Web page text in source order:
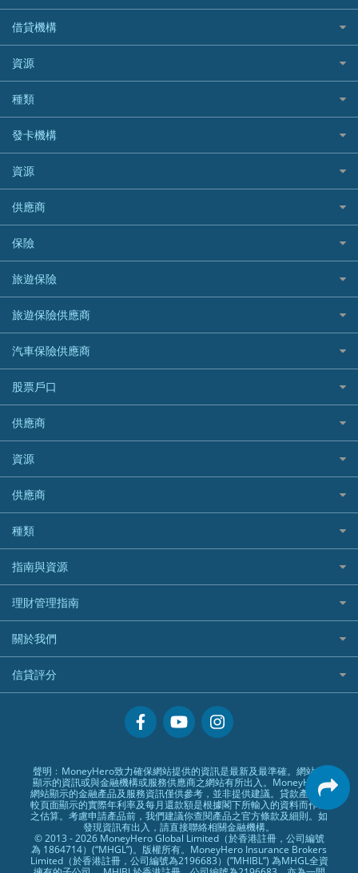
私人貸款比較
稅季/稅務貸款
網上貸款
結餘轉戶(清卡數貸款)
銀行貸款
財務公司貸款
免入息貸款
免TU貸款
急借錢
緊急貸款比較
最佳小額貸款比較
易批必批貸款
24小時貸款
最佳循環貸款
借貸機構
BEA 東亞銀行
BOC 中國銀行
Cashing Pro 優尚信貸
CCB(Asia) 中國建設銀行 (亞洲)
Citibank 花旗銀行
CNCBI 信銀國際
CreFIT 維信
DBS 星展銀行
DSB 大新銀行
HSBC 滙豐銀行貸款
K Cash 貸款
Mox 銀行
National Resources 中潤物業按揭
OCBC 華僑銀行
PrimeCredit 安信信貸
Promise 邦民日本財務
Rabbit Credit月兔信貸
Standard Chartered 渣打銀行
UA 亞洲聯合財務
WeLab Bank
WeLend 貸款
資源
如何申請個人貸款
如何管理個人貸款
個人貸款有用資訊
清卡數貸款教學
循環貸款教學
個人化貸款產品推介 🔥全新
債務重組一覽
供樓利息扣稅
最佳貸款app
種類
網購優惠
精選外幣網購信用卡
尊尚信用卡
公司信用卡
電子錢包信用卡
日本遊信用卡攻略
韓國遊信用卡攻略
台灣遊信用卡攻略
機場貴賓室信用卡
銀聯信用卡
高獎賞信用卡推薦
酒店信用卡
發卡機構
Citibank花旗銀行
AE美國運通
DBS星展銀行
HSBC滙豐銀行
Mox
信銀國際
大新銀行
恒生銀行
Standard Chartered渣打銀行
東亞銀行
SIM
Airwallex信用卡
資源
Black Friday優惠
淘寶付款方式
一田購物優惠日
SOGO感謝祭
HKTVmall優惠碼
交稅優惠
酒店優惠碼
機票優惠碼
供應商
八達通自動增值信用卡
保險
旅遊保險
汽車保險
家居保險
家傭保險
寵物保險
定期人壽保險
危疾保險
年金資訊
樓宇火險
旅遊保險
日本旅遊保險及資訊
泰國旅遊保險及資訊
台灣旅遊保險及資訊
韓國旅遊保險及資訊
歐洲旅遊保險及資訊
越南旅遊保險及資訊
澳洲旅遊保險及資訊
長者嘆世界
家庭親子遊
自駕遊比較
相機有得保
專為孕婦設計的最佳旅遊保險
最佳滑雪旅遊保險
最適合BB的旅遊保險
旅遊保險供應商
AXA 安盛
AIG 美亞
Allianz 安聯
Allied World 世聯
Avo
中國銀行
Bolttech 保特
Blue Cross 藍十字
中國平安
HSBC滙豐銀行
MSIG 三井住友
Prudential 保誠
QBE 昆士蘭
Starr
汽車保險供應商
大新汽車保險
中銀汽車保險
Allianz安聯汽車保險
bolttech保障汽車保險
Zurich蘇黎世汽車保險
QBE昆士蘭汽車保險
平安汽車保險
股票戶口
富途證券
IB盈透證券
老虎證券
uSMART 盈立證券
華盛証券
長橋證券
WeBull微牛證券
漲樂全球通｜華泰國際
OSL
供應商
富途牛牛好唔好？
Webull微牛證券好唔好？
Longbridge長橋證券好唔好？
老虎證券好唔好？
華盛証券好唔好？
漲樂全球通好唔好？
IB盈透證券好唔好？
盈立證券 uSMART 好唔好？
Stashaway好唔好？
資源
股票戶口開戶
證券行邊間好？
港股5隻高息ETF精選
什麼是ETF？
香港30大高息股排行
黃金ETF懶人包
最值得注意的比特幣ETF
選股策略：五步調查攻略
供應商
銀行戶口比較
尊尚銀行戶口
Citi Plus
中信銀行inMotion
Airwallex銀行
種類
定期存款
港元定存
人民幣定存
美元定存
英鎊定存
澳元定存
指南與資源
理財資訊
識慳識賺
債務管理
投資理財
置業安居
專欄文章
理財管理指南
常用相關詞彙
MoneyHero電子報
所有合作銀行或機構
關於我們
服務承諾
網上支援
常見問題
條款及細則
編輯守則
廣告合作
廣告政策
信貸評分
聲明﹕MoneyHero致力確保網站提供的資訊是最新及最準確。網站所
顯示的資訊或與金融機構或服務供應商之網站有所出入。MoneyHero
網站顯示的金融產品及服務資訊僅供參考，並非提供建議。貸款產品比
較頁面顯示的實際年利率及每月還款額是根據閣下所輸入的資料而作出
之估算。考慮申請產品前，我們建議你查閱產品之官方條款及細則。如
發現資訊有出入，請直接聯絡相關金融機構。
© 2013 - 2026 MoneyHero Global Limited（於香港註冊，公司編號
為 1864714）(“MHGL”)。版權所有。MoneyHero Insurance Brokers
Limited（於香港註冊，公司編號為2196683）(”MHIBL”) 為MHGL全資